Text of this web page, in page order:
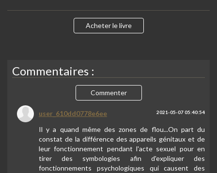
Acheter le livre
Commentaires :
Commenter
user_610dd0778e6ee 2021-05-07 05:40:54
Il y a quand même des zones de flou...On part du
constat de la différence des appareils génitaux et de
leur fonctionnement pendant l'acte sexuel pour en
tirer des symbologies afin d'expliquer des
fonctionnements psychologiques qui causent des